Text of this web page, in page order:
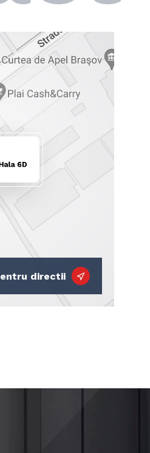
directii